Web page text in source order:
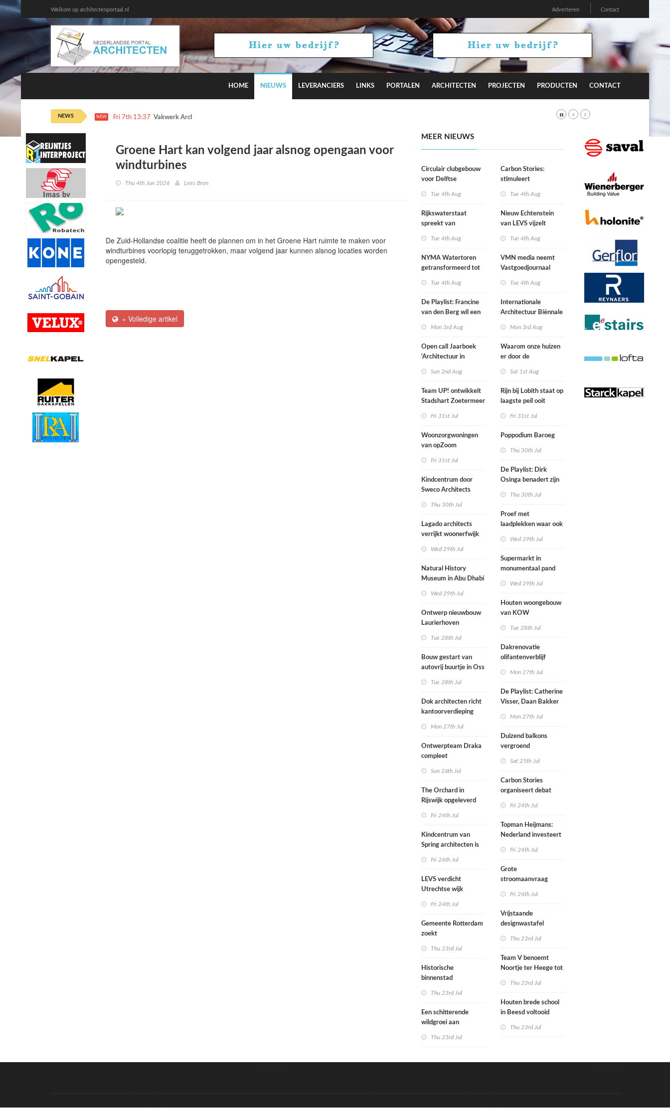
Welkom op architectenportaal.nl Adverteren Contact
HOME NIEUWS LEVERANCIERS LINKS PORTALEN ARCHITECTEN PROJECTEN PRODUCTEN CONTACT
NEWS NEW Fri 7th 13:37 Vakwerk Architecten draagt met Camden Town bij aan Hyde Park
Groene Hart kan volgend jaar alsnog opengaan voor
windturbines
Thu 4th Jun 2026 Lees Bron
De Zuid-Hollandse coalitie heeft de plannen om in het Groene Hart ruimte te maken voor
windturbines voorlopig teruggetrokken, maar volgend jaar kunnen alsnog locaties worden
opengesteld.
» Volledige artikel
MEER NIEUWS
Circulair clubgebouw
voor Delftse
Tue 4th Aug
Rijkswaterstaat
spreekt van
door droogte
Tue 4th Aug
NYMA Watertoren
getransformeerd tot
makersplaats in
Nijmegen
Tue 4th Aug
De Playlist: Francine
van den Berg wil een
Mon 3rd Aug
Open call Jaarboek
‘Architectuur in
Sun 2nd Aug
Team UP! ontwikkelt
Stadshart Zoetermeer
Fri 31st Jul
Woonzorgwoningen
van opZoom
nieuwbouw en oude
industriële panden
Fri 31st Jul
Kindcentrum door
Sweco Architects
buitenruimte samen in
hart van dorp
Thu 30th Jul
Lagado architects
verrijkt woonerfwijk
huis
Wed 29th Jul
Natural History
Museum in Abu Dhabi
Wed 29th Jul
Ontwerp nieuwbouw
Laurierhoven
Tue 28th Jul
Bouw gestart van
autovrij buurtje in Oss
Tue 28th Jul
Dok architecten richt
kantoorverdieping
hernieuwd in
Mon 27th Jul
Ontwerpteam Draka
compleet
Sun 26th Jul
The Orchard in
Rijswijk opgeleverd
Fri 24th Jul
Kindcentrum van
Spring architecten is
Fri 24th Jul
LEVS verdicht
Utrechtse wijk
Fri 24th Jul
Gemeente Rotterdam
zoekt
doorrekenen met
CO2-rekenmethode
Thu 23rd Jul
Historische
binnenstad
werelderfgoed
Thu 23rd Jul
Een schitterende
wildgroei aan
Thu 23rd Jul
Carbon Stories:
stimuleert
duurzaam gedrag?
Tue 4th Aug
Nieuw Echtenstein
van LEVS vijzelt
restruimte op
Tue 4th Aug
VMN media neemt
Vastgoedjournaal
Tue 4th Aug
Internationale
Architectuur Biënnale
Mon 3rd Aug
Waarom onze huizen
er door de
anders gaan uitzien
Sat 1st Aug
Rijn bij Lobith staat op
laagste peil ooit
Fri 31st Jul
Poppodium Baroeg
Thu 30th Jul
De Playlist: Dirk
Osinga benadert zijn
Thu 30th Jul
Proef met
laadplekken waar ook
Wed 29th Jul
Supermarkt in
monumentaal pand
Wed 29th Jul
Houten woongebouw
van KOW
herontwikkeling
ziekenhuisterrein
Tue 28th Jul
Dakrenovatie
olifantenverblijf
Mon 27th Jul
De Playlist: Catherine
Visser, Daan Bakker
kamerensemble
Mon 27th Jul
Duizend balkons
vergroend
Sat 25th Jul
Carbon Stories
organiseert debat
Fri 24th Jul
Topman Heijmans:
Nederland investeert
Fri 24th Jul
Grote
stroomaanvraag
afgewezen
Fri 24th Jul
Vrijstaande
designwastafel
Thu 23rd Jul
Team V benoemt
Noortje ter Heege tot
Thu 23rd Jul
Houten brede school
in Beesd voltooid
Thu 23rd Jul